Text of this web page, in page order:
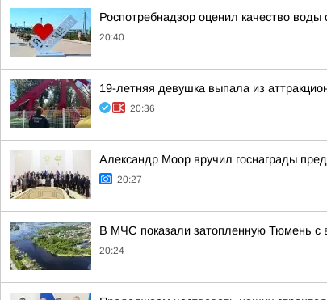
Роспотребнадзор оценил качество воды
20:40
19-летняя девушка выпала из
20:36
Александр Моор вручил госнаграды
20:27
В МЧС показали затопленную Тюмень с
20:24